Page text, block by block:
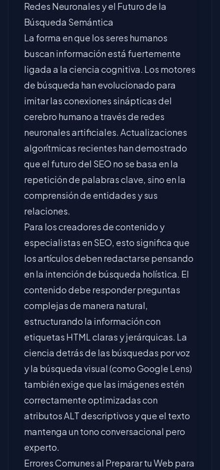
Redes Neuronales y el Futuro de la
Búsqueda Semántica
La forma en que los seres humanos
buscan información está fuertemente
ligada a la ciencia cognitiva. Los motores
de búsqueda han evolucionado para
imitar las conexiones sinápticas del
cerebro humano a través de redes
neuronales artificiales. Actualizaciones
algorítmicas recientes han demostrado
que el futuro del SEO no se basa en la
repetición de palabras clave, sino en la
comprensión de entidades y sus
relaciones.
Para los creadores de contenido y
especialistas en SEO, esto significa que
los artículos deben redactarse pensando
en la intención de búsqueda holística. El
contenido debe responder preguntas
complejas de manera natural,
estructurando la información con
etiquetas HTML claras y jerárquicas. La
ciencia detrás de las búsquedas por voz
y la búsqueda visual (como Google Lens)
también exige que las imágenes estén
correctamente optimizadas con
atributos ALT descriptivos y que el texto
mantenga un tono conversacional pero
experto.
Errores Comunes al Preparar tu Web para